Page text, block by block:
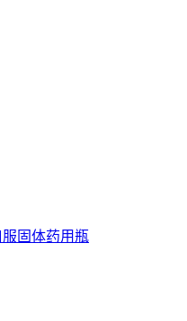
固体药用瓶